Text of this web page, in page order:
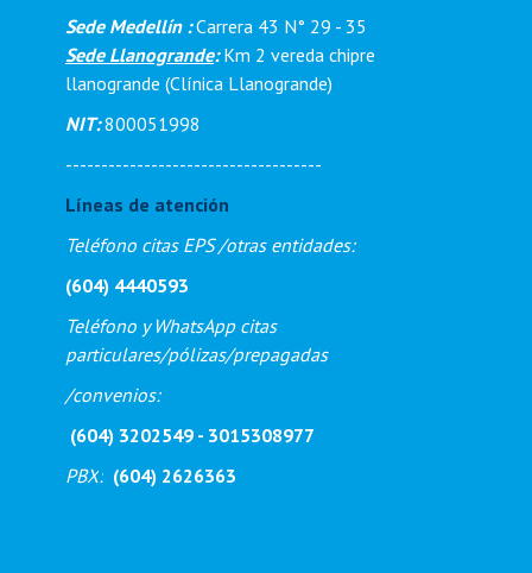
Sede Medellín : Carrera 43 N° 29 - 35
Sede Llanogrande:Km 2 vereda chipre
llanogrande (Clínica Llanogrande)
NIT:800051998
------------------------------------
Líneas de atención
Teléfono citas EPS /otras entidades:
(604) 4440593
Teléfono y WhatsApp citas
particulares/pólizas/prepagadas
/convenios:
(604) 3202549 - 3015308977
PBX: (604) 2626363